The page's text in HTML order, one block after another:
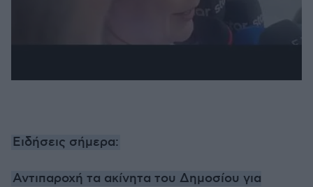
Ειδήσεις σήμερα:
Αντιπαροχή τα ακίνητα του Δημοσίου για